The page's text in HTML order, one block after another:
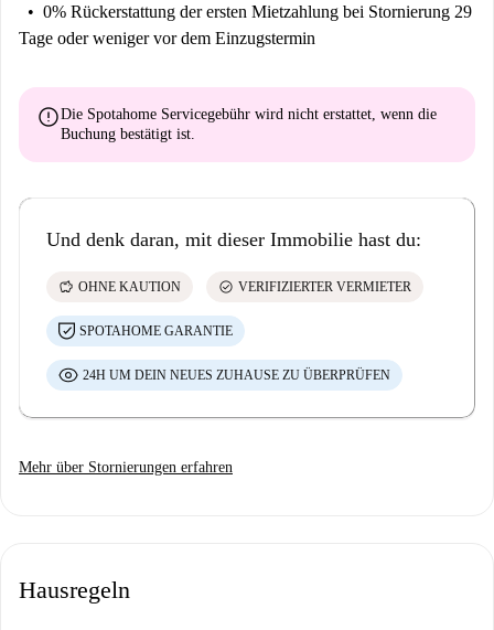
0% Rückerstattung der ersten Mietzahlung bei Stornierung 29
Tage oder weniger vor dem Einzugstermin
errorDie Spotahome Servicegebühr wird nicht erstattet , wenn die
Buchung bestätigt ist.
Und denk daran, mit dieser Immobilie hast du:
savings OHNE KAUTION check_circle VERIFIZIERTER VERMIETER
SPOTAHOME GARANTIE
24H UM DEIN NEUES ZUHAUSE ZU ÜBERPRÜFEN
Mehr über Stornierungen erfahren
Hausregeln